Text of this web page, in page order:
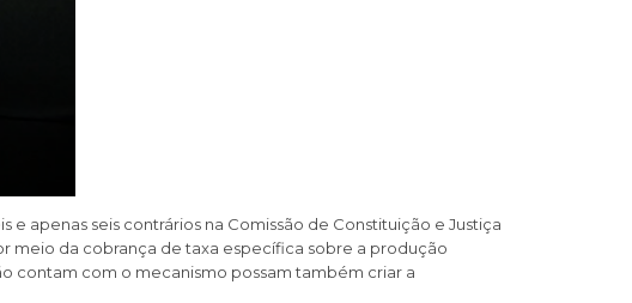
apenas seis contrários na Comissão de Constituição e Justiça
meio da cobrança de taxa específica sobre a produção
contam com o mecanismo possam também criar a